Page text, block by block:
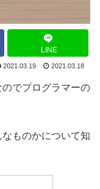
LINE
2021.03.19 2021.03.18
でプログラマーの
ものかについて知